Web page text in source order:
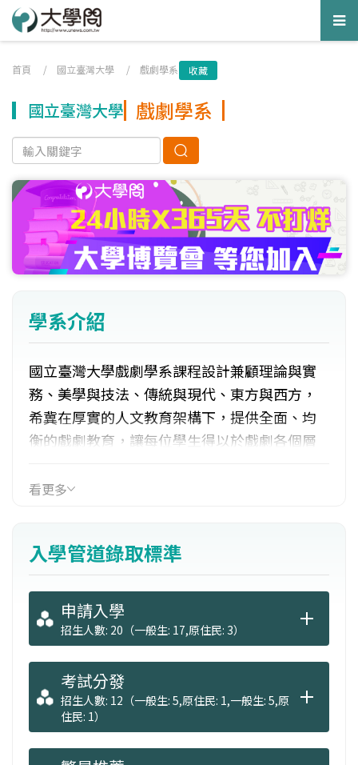
首頁 / 國立臺灣大學 / 戲劇學系 收藏
國立臺灣大學 戲劇學系
學系介紹
國立臺灣大學戲劇學系課程設計兼顧理論與實
務、美學與技法、傳統與現代、東方與西方，
希冀在厚實的人文教育架構下，提供全面、均
衡的戲劇教育，讓每位學生得以於戲劇各個層
等，獲得充分的學習，並依學生個人興趣與才
業管道包括：中等學校教師、劇場技術人員、
劇場設計師、劇場核心創作者、創意行銷產
業、傳播與媒體從業人員等。
看更多
入學管道錄取標準
申請入學
招生人數: 20（一般生: 17,原住民: 3）
考試分發
招生人數: 12（一般生: 5,原住民: 1,一般生: 5,原
住民: 1）